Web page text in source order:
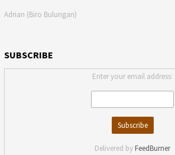
Adrian (Biro Bulungan)
SUBSCRIBE
Enter your email address:
Delivered by FeedBurner